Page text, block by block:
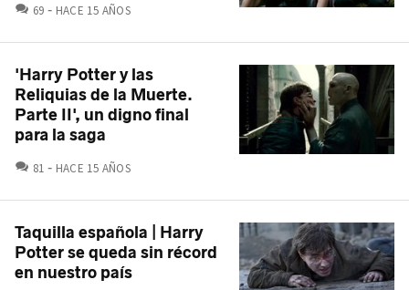
69 COMENTARIOS
HACE 15 AÑOS
'Harry Potter y las
Reliquias de la Muerte.
Parte II', un digno final
para la saga
81 COMENTARIOS
HACE 15 AÑOS
Taquilla española | Harry
Potter se queda sin récord
en nuestro país